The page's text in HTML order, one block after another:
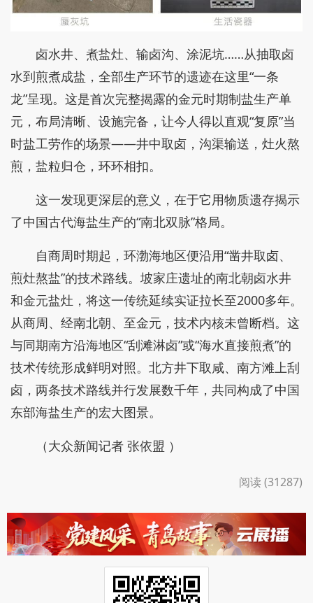
卤水井、煮盐灶、输卤沟、涂泥坑……从抽取卤
水到煎煮成盐，全部生产环节的遗迹在这里“一条
龙”呈现。这是首次完整揭露的金元时期制盐生产单
元，布局清晰、设施完备，让今人得以直观“复原”当
时盐工劳作的场景——井中取卤，沟渠输送，灶火熬
煎，盐粒归仓，环环相扣。
这一发现更深层的意义，在于它用物质遗存揭示
了中国古代海盐生产的“南北双脉”格局。
自商周时期起，环渤海地区便沿用“凿井取卤、
煎灶熬盐”的技术路线。坡家庄遗址的南北朝卤水井
和金元盐灶，将这一传统延续实证拉长至2000多年。
从商周、经南北朝、至金元，技术内核未曾断档。这
与同期南方沿海地区“刮滩淋卤”或“海水直接煎煮”的
技术传统形成鲜明对照。北方井下取咸、南方滩上刮
卤，两条技术路线并行发展数千年，共同构成了中国
东部海盐生产的宏大图景。
（大众新闻记者 张依盟 ）
阅读 (31287)